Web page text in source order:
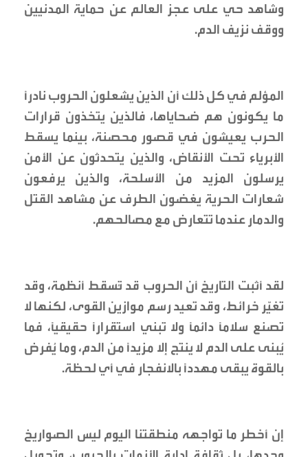
وشاهد حي على عجز العالم عن حماية المدنيين
ووقف نزيف الدم.
المؤلم في كل ذلك أن الذين يشعلون الحروب نادراً
ما يكونون هم ضحاياها، فالذين يتخذون قرارات
الحرب يعيشون في قصور محصنة، بينما يسقط
الأبرياء تحت الأنقاض، والذين يتحدثون عن الأمن
يرسلون المزيد من الأسلحة، والذين يرفعون
شعارات الحرية يغضون الطرف عن مشاهد القتل
والدمار عندما تتعارض مع مصالحهم.
لقد أثبت التاريخ أن الحروب قد تُسقط أنظمة، وقد
تغيّر خرائط، وقد تعيد رسم موازين القوى، لكنها لا
تصنع سلاماً دائماً ولا تبني استقراراً حقيقياً، فما
يُبنى على الدم لا ينتج إلا مزيداً من الدم، وما يُفرض
بالقوة يبقى مهدداً بالانفجار في أي لحظة.
إن أخطر ما تواجهه منطقتنا اليوم ليس الصواريخ